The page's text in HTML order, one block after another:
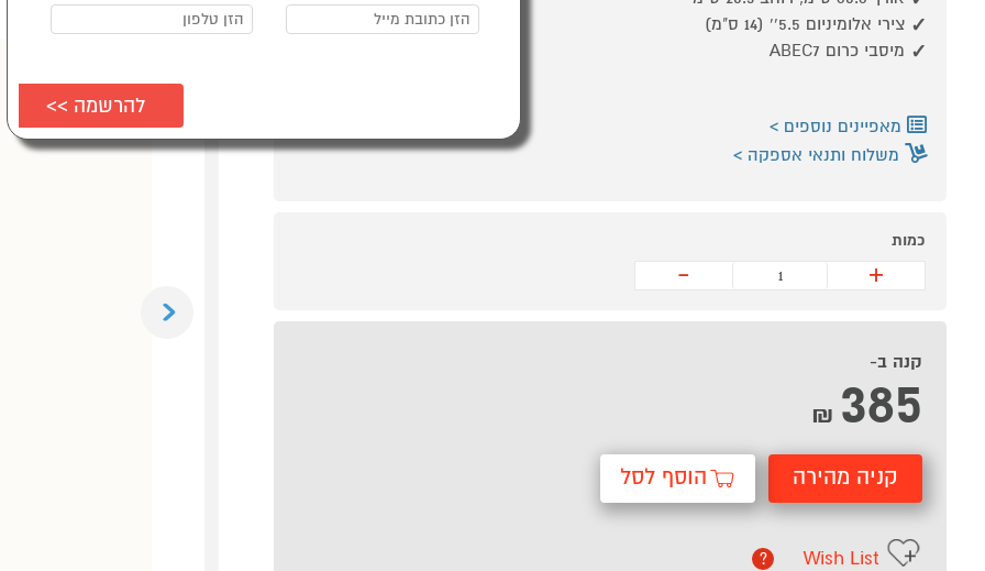
צירי אלומיניום 5.5'' (14 ס"מ)
מיסבי כרום ABEC7
מאפיינים נוספים
משלוח ותנאי אספקה
כמות
+
-
קנה ב-
385
₪
קניה מהירה הוסף לסל
Wish List
?